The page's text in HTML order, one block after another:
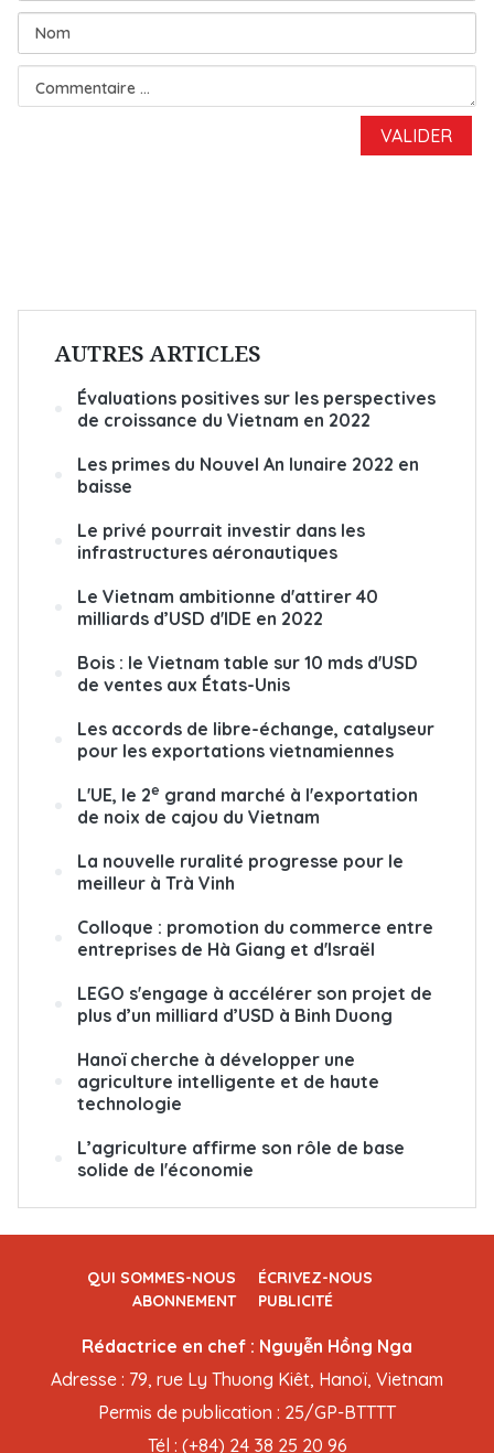
AUTRES ARTICLES
Évaluations positives sur les perspectives
de croissance du Vietnam en 2022
Les primes du Nouvel An lunaire 2022 en
baisse
Le privé pourrait investir dans les
infrastructures aéronautiques
Le Vietnam ambitionne d'attirer 40
milliards d’USD d'IDE en 2022
Bois : le Vietnam table sur 10 mds d'USD
de ventes aux États-Unis
Les accords de libre-échange, catalyseur
pour les exportations vietnamiennes
L'UE, le 2e grand marché à l'exportation
de noix de cajou du Vietnam
La nouvelle ruralité progresse pour le
meilleur à Trà Vinh
Colloque : promotion du commerce entre
entreprises de Hà Giang et d'Israël
LEGO s'engage à accélérer son projet de
plus d’un milliard d’USD à Binh Duong
Hanoï cherche à développer une
agriculture intelligente et de haute
technologie
L’agriculture affirme son rôle de base
solide de l'économie
QUI SOMMES-NOUS
ÉCRIVEZ-NOUS
ABONNEMENT
PUBLICITÉ
Rédactrice en chef : Nguyễn Hồng Nga
Adresse : 79, rue Ly Thuong Kiêt, Hanoï, Vietnam
Permis de publication : 25/GP-BTTTT
Tél : (+84) 24 38 25 20 96